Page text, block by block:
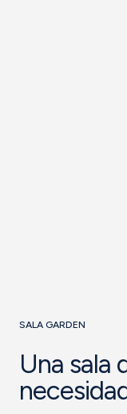
SALA GARDEN
Una sala